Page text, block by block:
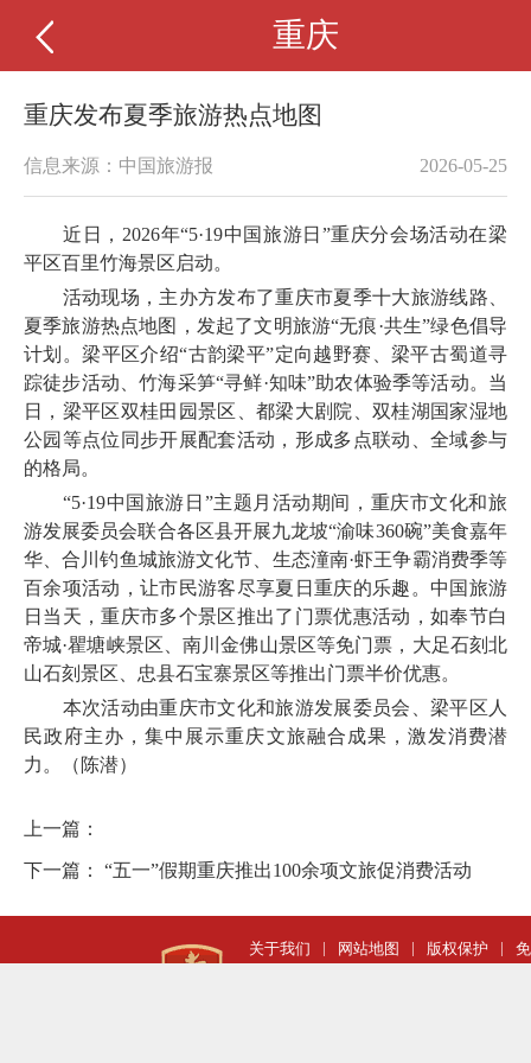
重庆
重庆发布夏季旅游热点地图
信息来源：中国旅游报 2026-05-25
近日，2026年“5·19中国旅游日”重庆分会场活动在梁
平区百里竹海景区启动。
活动现场，主办方发布了重庆市夏季十大旅游线路、
夏季旅游热点地图，发起了文明旅游“无痕·共生”绿色倡导
计划。梁平区介绍“古韵梁平”定向越野赛、梁平古蜀道寻
踪徒步活动、竹海采笋“寻鲜·知味”助农体验季等活动。当
日，梁平区双桂田园景区、都梁大剧院、双桂湖国家湿地
公园等点位同步开展配套活动，形成多点联动、全域参与
的格局。
“5·19中国旅游日”主题月活动期间，重庆市文化和旅
游发展委员会联合各区县开展九龙坡“渝味360碗”美食嘉年
华、合川钓鱼城旅游文化节、生态潼南·虾王争霸消费季等
百余项活动，让市民游客尽享夏日重庆的乐趣。中国旅游
日当天，重庆市多个景区推出了门票优惠活动，如奉节白
帝城·瞿塘峡景区、南川金佛山景区等免门票，大足石刻北
山石刻景区、忠县石宝寨景区等推出门票半价优惠。
本次活动由重庆市文化和旅游发展委员会、梁平区人
民政府主办，集中展示重庆文旅融合成果，激发消费潜
力。（陈潜）
上一篇：
下一篇： “五一”假期重庆推出100余项文旅促消费活动